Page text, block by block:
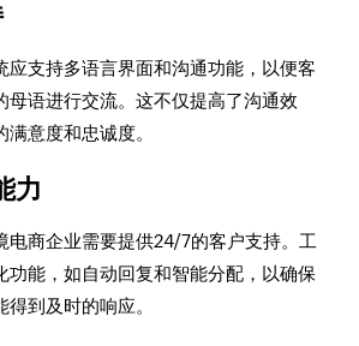
应支持多语言界面和沟通功能，以便客
母语进行交流。这不仅提高了沟通效
意度和忠诚度。
力
电商企业需要提供24/7的客户支持。工
功能，如自动回复和智能分配，以确保
到及时的响应。